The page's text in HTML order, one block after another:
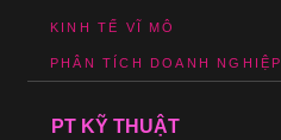
KINH TẾ VĨ MÔ
PHÂN TÍCH DOANH NGHIỆP
PT KỸ THUẬT